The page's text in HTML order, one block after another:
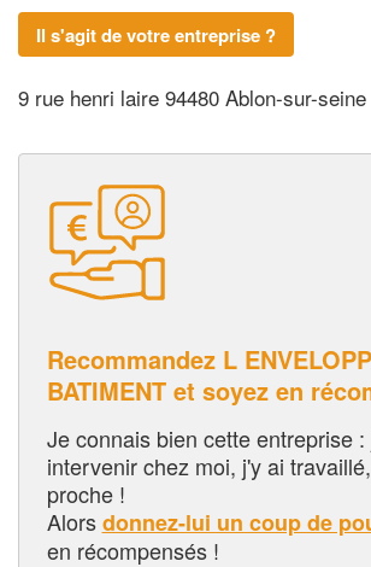
Il s'agit de votre entreprise ?
9 rue henri laire 94480 Ablon-sur-seine
Recommandez L
BATIMENT et soyez en
Je connais bien cette entreprise
intervenir chez moi, j'y ai
proche !
Alorsdonnez-lui un coup de
en récompensés !